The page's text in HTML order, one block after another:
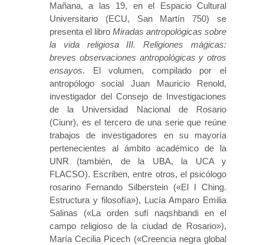
Mañana, a las 19, en el Espacio Cultural
Universitario (ECU, San Martín 750) se
presenta el libro Miradas antropológicas sobre
la vida religiosa III. Religiones mágicas:
breves observaciones antropológicas y otros
ensayos. El volumen, compilado por el
antropólogo social Juan Mauricio Renold,
investigador del Consejo de Investigaciones
de la Universidad Nacional de Rosario
(Ciunr), es el tercero de una serie que reúne
trabajos de investigadores en su mayoría
pertenecientes al ámbito académico de la
UNR (también, de la UBA, la UCA y
FLACSO). Escriben, entre otros, el psicólogo
rosarino Fernando Silberstein («El I Ching.
Estructura y filosofía»), Lucía Amparo Emilia
Salinas («La orden sufí naqshbandi en el
campo religioso de la ciudad de Rosario»),
María Cecilia Picech («Creencia negra global